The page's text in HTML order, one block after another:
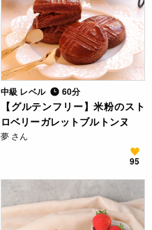
中級 レベル 60分
【グルテンフリー】米粉のスト
ロベリーガレットブルトンヌ
夢 さん
95